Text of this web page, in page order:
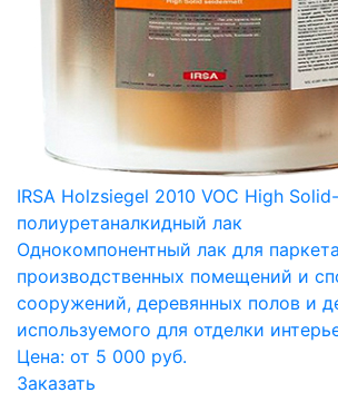
IRSA Holzsiegel 2010 VOC High
полиуретаналкидный лак
Однокомпонентный лак для
производственных помещений и
сооружений, деревянных полов и
используемого для отделки
Цена: от 5 000 руб.
Заказать